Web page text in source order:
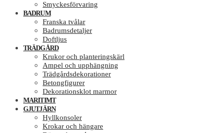
Smyckesförvaring
BADRUM
Franska tvålar
Badrumsdetaljer
Doftljus
TRÄDGÅRD
Krukor och planteringskärl
Ampel och upphängning
Trädgårdsdekorationer
Betongfigurer
Dekorationsklot marmor
MARITIMT
GJUTJÄRN
Hyllkonsoler
Krokar och hängare